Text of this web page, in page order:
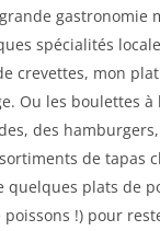
gastronomie
spécialités
crevettes, mon
Ou les boulettes à
des
de tapas
quelques plats de
!) pour